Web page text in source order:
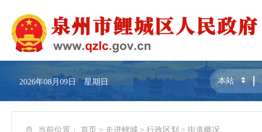
2026年08月09日 星期日
当前位置： 首页 > 走进鲤城 > 行政区划 > 街道概况